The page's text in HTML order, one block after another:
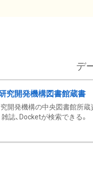
デ
究開発機構図書館蔵書
開発機構の中央図書館所
雑誌、Docketが検索できる。